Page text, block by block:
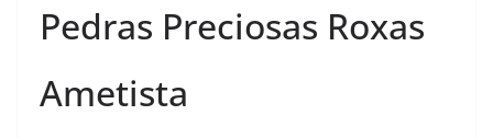
Pedras Preciosas Roxas
Ametista